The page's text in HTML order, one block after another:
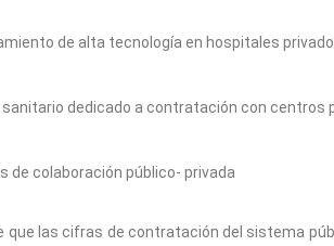
de alta tecnología en hospitales
dedicado a contratación con centros
de colaboración público- privada
que las cifras de contratación del sistema